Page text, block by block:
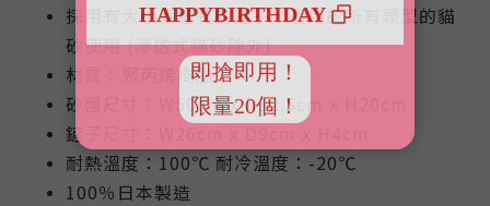
採用有大小兩種孔的鏟子，適用於所有類型的貓
砂使用 (滲透式貓砂除外)
材質：聚丙烯樹脂
砂盤尺寸：W50cm x D32.5cm x H20cm
鏟子尺寸：W26cm x D9cm x H4cm
耐熱溫度：100℃ 耐冷溫度：-20℃
100％日本製造